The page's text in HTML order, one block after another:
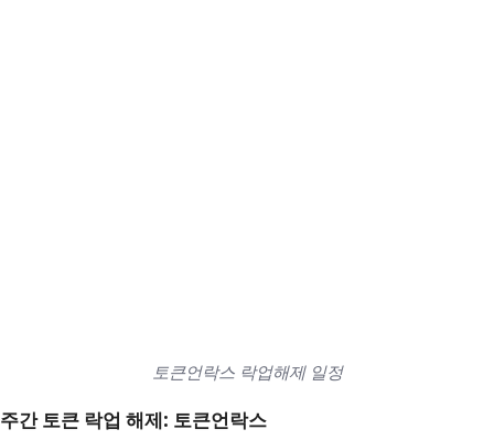
토큰언락스 락업해제 일정
주간 토큰 락업 해제: 토큰언락스